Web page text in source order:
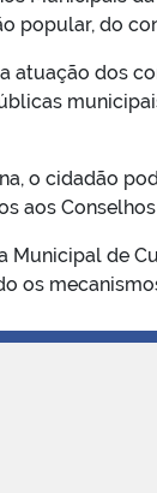
popular, do
atuação dos
o cidadão
aos
Municipal de
os